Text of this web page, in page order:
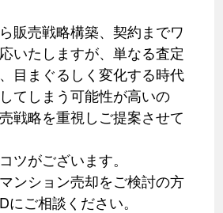
販売戦略構築、契約までワ
いたしますが、単なる査定
目まぐるしく変化する時代
てしまう可能性が高いの
戦略を重視しご提案させて
ツがございます。
ンション売却をご検討の方
ご相談ください。